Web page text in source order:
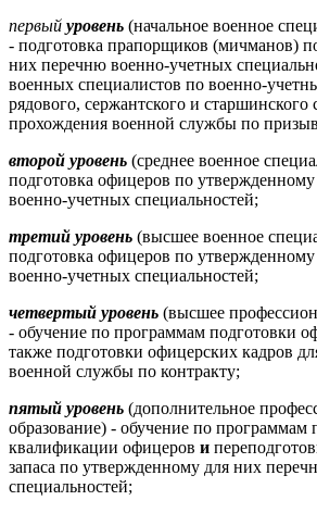
первый уровень (начальное военное
- подготовка прапорщиков (мичманов)
них перечню военно-учетных
военных специалистов по военно-
рядового, сержантского и старшинского
прохождения военной службы по
второй уровень (среднее военное
подготовка офицеров по
военно-учетных специальностей;
третий уровень (высшее военное
подготовка офицеров по
военно-учетных специальностей;
четвертый уровень (высшее
- обучение по программам подготовки
также подготовки офицерских кадров
военной службы по контракту;
пятый уровень (дополнительное
образование) - обучение по
квалификации офицеров и
запаса по утвержденному для них
специальностей;